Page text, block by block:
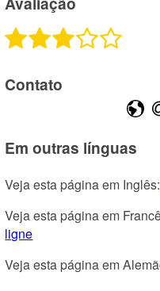
Contato
Em outras línguas
Veja esta página em Inglês:
Veja esta página em
ligne
Veja esta página em